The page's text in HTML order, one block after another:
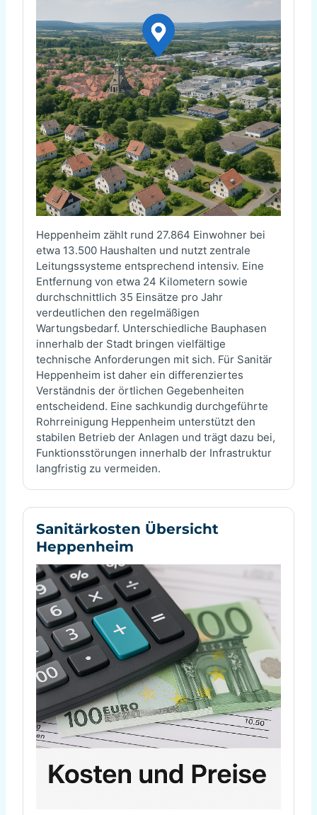
Heppenheim zählt rund 27.864 Einwohner bei
etwa 13.500 Haushalten und nutzt zentrale
Leitungssysteme entsprechend intensiv. Eine
Entfernung von etwa 24 Kilometern sowie
durchschnittlich 35 Einsätze pro Jahr
verdeutlichen den regelmäßigen
Wartungsbedarf. Unterschiedliche Bauphasen
innerhalb der Stadt bringen vielfältige
technische Anforderungen mit sich. Für Sanitär
Heppenheim ist daher ein differenziertes
Verständnis der örtlichen Gegebenheiten
entscheidend. Eine sachkundig durchgeführte
Rohrreinigung Heppenheim unterstützt den
stabilen Betrieb der Anlagen und trägt dazu bei,
Funktionsstörungen innerhalb der Infrastruktur
langfristig zu vermeiden.
Sanitärkosten Übersicht
Heppenheim